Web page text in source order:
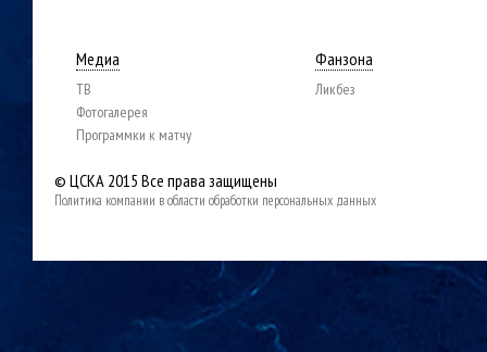
Медиа
ТВ
Фотогалерея
Программки к матчу
Фанзона
Ликбез
© ЦСКА 2015 Все права защищены
Политика компании в области обработки персональных данных